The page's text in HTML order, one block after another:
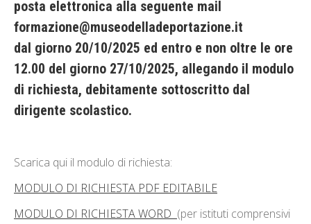
posta elettronica alla seguente mail
formazione@museodelladeportazione.it
dal giorno 20/10/2025 ed entro e non oltre le ore
12.00 del giorno 27/10/2025, allegando il modulo
di richiesta, debitamente sottoscritto dal
dirigente scolastico.
Scarica qui il modulo di richiesta:
MODULO DI RICHIESTA PDF EDITABILE
MODULO DI RICHIESTA WORD (per istituti comprensivi